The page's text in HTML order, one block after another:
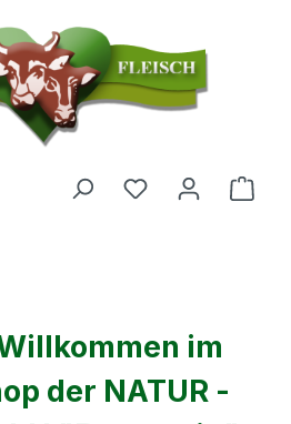
Du hast 0
im
der NATUR -